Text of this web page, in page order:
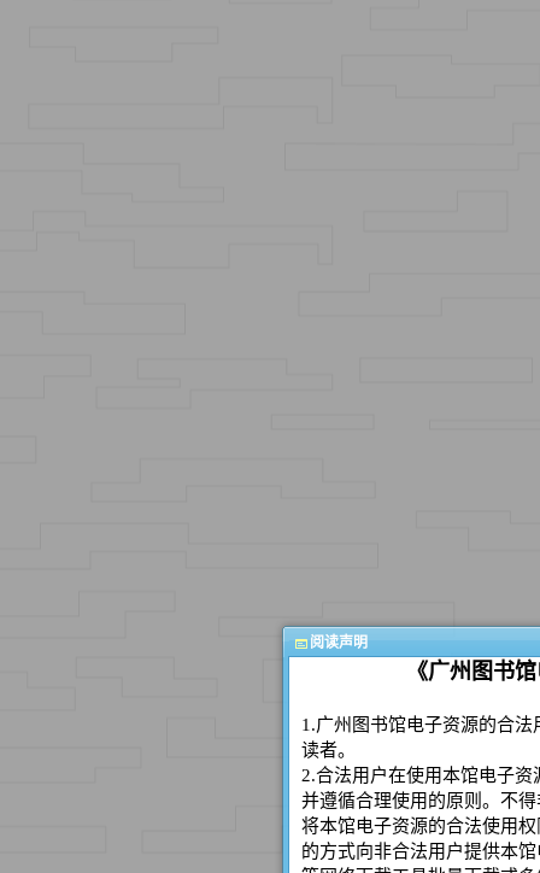
阅读声明
《广州图书
1.广州图书馆电子资源的合
读者。
2.合法用户在使用本馆电子
并遵循合理使用的原则。不
将本馆电子资源的合法使用
的方式向非合法用户提供本